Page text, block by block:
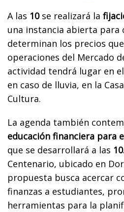
A las 10se realizará la
una instancia abierta para
determinan los precios
operaciones del Mercado
actividad tendrá lugar en
en caso de lluvia, en la
Cultura.
La agenda también
educación financiera para
que se desarrollará a las
Centenario, ubicado en
propuesta busca acercar
finanzas a estudiantes,
herramientas para la